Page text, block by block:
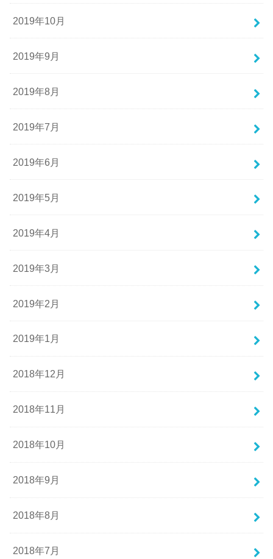
2019年10月
2019年9月
2019年8月
2019年7月
2019年6月
2019年5月
2019年4月
2019年3月
2019年2月
2019年1月
2018年12月
2018年11月
2018年10月
2018年9月
2018年8月
2018年7月